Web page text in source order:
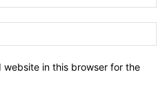
website in this browser for the